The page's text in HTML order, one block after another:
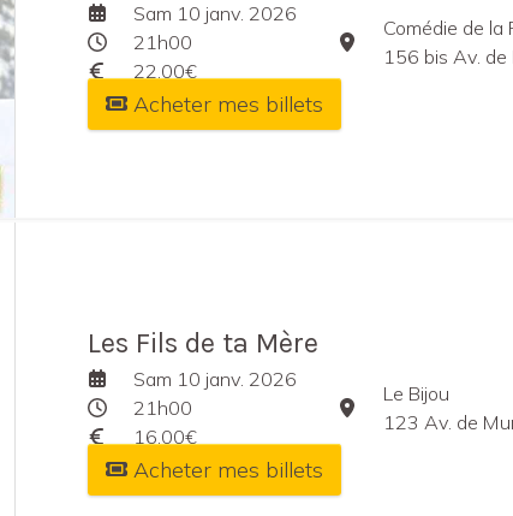
Sam 10 janv. 2026
21h00
22,00€
Comédie de la
156 bis Av. de
Acheter mes billets
Les Fils de ta Mère
Sam 10 janv. 2026
21h00
16,00€
Le Bijou
123 Av. de
Acheter mes billets